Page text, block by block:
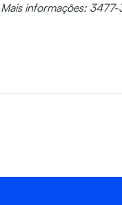
Mais informações: